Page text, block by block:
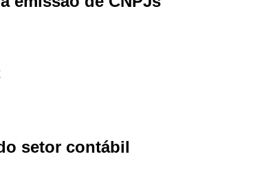
setor contábil